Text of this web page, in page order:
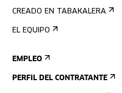
CREADO EN TABAKALERA
EL EQUIPO
EMPLEO
PERFIL DEL CONTRATANTE